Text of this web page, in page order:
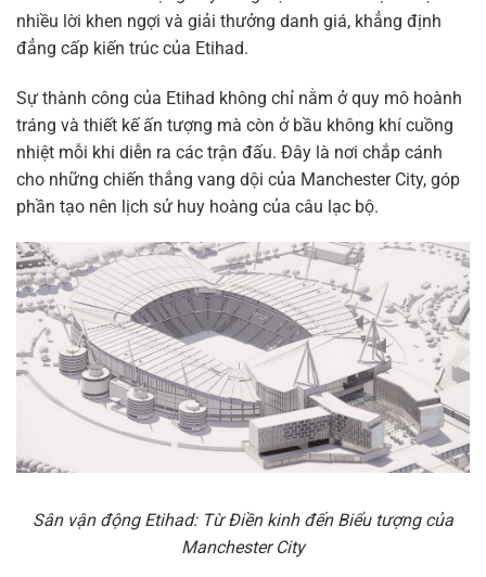
nhiều lời khen ngợi và giải thưởng danh giá, khẳng định
đẳng cấp kiến trúc của Etihad.
Sự thành công của Etihad không chỉ nằm ở quy mô hoành
tráng và thiết kế ấn tượng mà còn ở bầu không khí cuồng
nhiệt mỗi khi diễn ra các trận đấu. Đây là nơi chắp cánh
cho những chiến thắng vang dội của Manchester City, góp
phần tạo nên lịch sử huy hoàng của câu lạc bộ.
Sân vận động Etihad: Từ Điền kinh đến Biểu tượng của
Manchester City